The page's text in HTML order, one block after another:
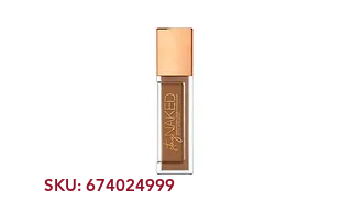
SKU: 674024999